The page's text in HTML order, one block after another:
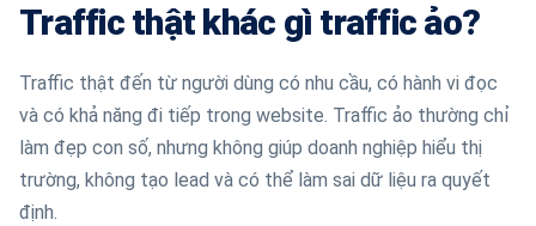
Traffic thật khác gì traffic ảo?
Traffic thật đến từ người dùng có nhu cầu, có hành vi đọc
và có khả năng đi tiếp trong website. Traffic ảo thường chỉ
làm đẹp con số, nhưng không giúp doanh nghiệp hiểu thị
trường, không tạo lead và có thể làm sai dữ liệu ra quyết
định.